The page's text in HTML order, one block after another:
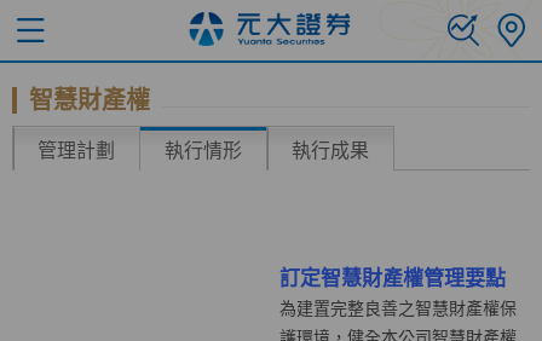
智慧財產權
管理計劃 執行情形 執行成果
訂定智慧財產權管理要點
為建置完整良善之智慧財產權保